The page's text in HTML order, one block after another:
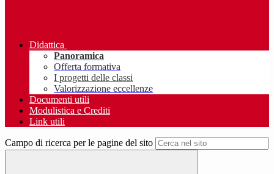
Didattica
Panoramica
Offerta formativa
I progetti delle classi
Valorizzazione eccellenze
Documenti utili
Modulistica e Crediti
Link utili
Campo di ricerca per le pagine del sito